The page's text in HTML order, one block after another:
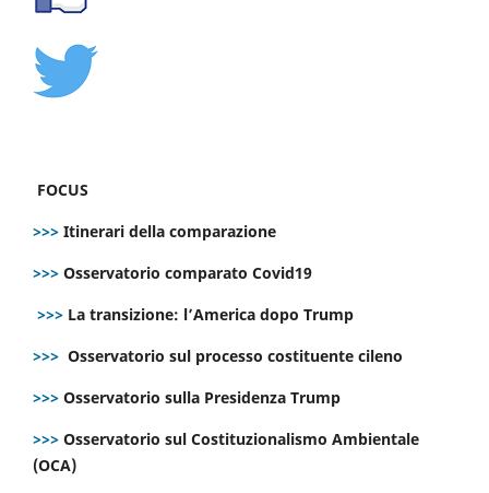
FOCUS
>>> Itinerari della comparazione
>>> Osservatorio comparato Covid19
>>> La transizione: l’America dopo Trump
>>> Osservatorio sul processo costituente cileno
>>> Osservatorio sulla Presidenza Trump
>>> Osservatorio sul Costituzionalismo Ambientale
(OCA)